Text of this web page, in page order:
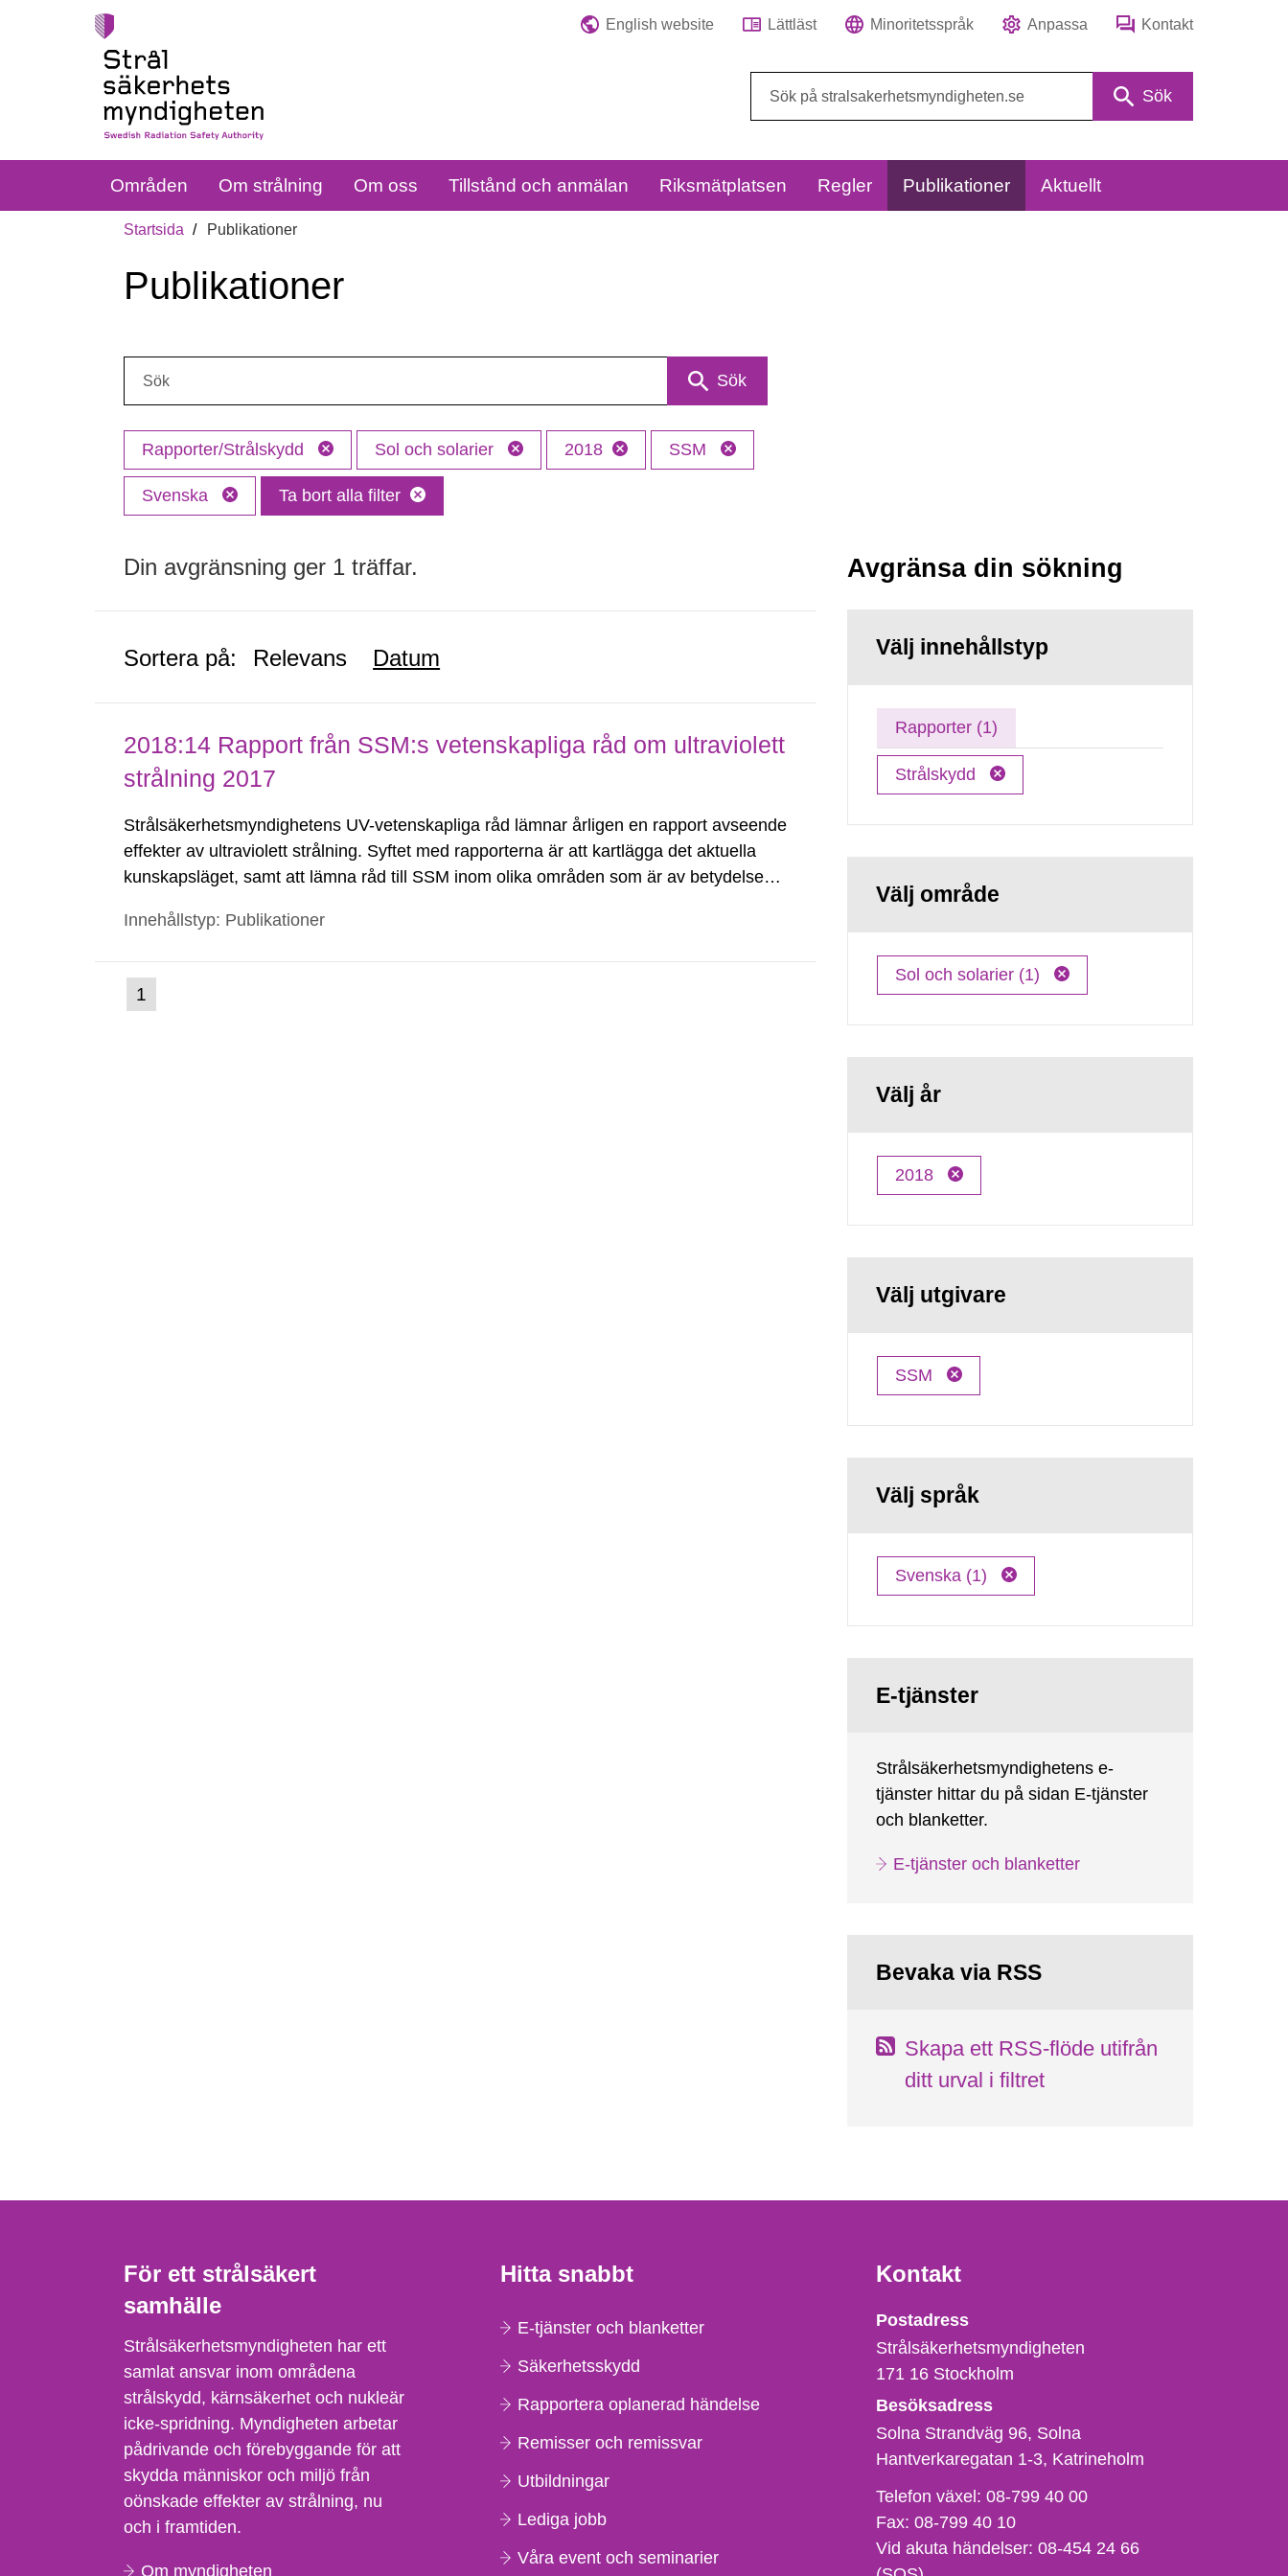
English website Lättläst Minoritetsspråk Anpassa Kontakt
Sök
Områden Om strålning Om oss Tillstånd och anmälan Riksmätplatsen Regler Publikationer Aktuellt
Startsida Publikationer
Publikationer
Sök
Rapporter/Strålskydd Sol och solarier 2018 SSM
Svenska Ta bort alla filter
Din avgränsning ger 1 träffar.
Sortera på: Relevans Datum
2018:14 Rapport från SSM:s vetenskapliga råd om ultraviolett
strålning 2017
Strålsäkerhetsmyndighetens UV-vetenskapliga råd lämnar årligen en rapport avseende
effekter av ultraviolett strålning. Syftet med rapporterna är att kartlägga det aktuella
kunskapsläget, samt att lämna råd till SSM inom olika områden som är av betydelse
Innehållstyp: Publikationer
Gå
till
1
Avgränsa din sökning
Välj innehållstyp
Rapporter (1)
Strålskydd
Välj område
Sol och solarier (1)
Välj år
2018
Välj utgivare
SSM
Välj språk
Svenska (1)
E-tjänster
Strålsäkerhetsmyndighetens e-
tjänster hittar du på sidan E-tjänster
och blanketter.
E-tjänster och blanketter
Bevaka via RSS
Skapa ett RSS-flöde utifrån
ditt urval i filtret
För ett strålsäkert
samhälle
Strålsäkerhetsmyndigheten har ett
samlat ansvar inom områdena
strålskydd, kärnsäkerhet och nukleär
icke-spridning. Myndigheten arbetar
pådrivande och förebyggande för att
skydda människor och miljö från
oönskade effekter av strålning, nu
och i framtiden.
Om myndigheten
Hitta snabbt
E-tjänster och blanketter
Säkerhetsskydd
Rapportera oplanerad händelse
Remisser och remissvar
Utbildningar
Lediga jobb
Våra event och seminarier
Kontakt
Strålsäkerhetsmyndigheten
Postadress
Strålsäkerhetsmyndigheten
171 16 Stockholm
Besöksadress
Solna Strandväg 96, Solna
Hantverkaregatan 1-3 Katrineholm
Telefon,
fax
och
e-
Telefon växel:08-799 40 00
Fax:08-799 40 10
Vid akuta händelser:08-454 24 66